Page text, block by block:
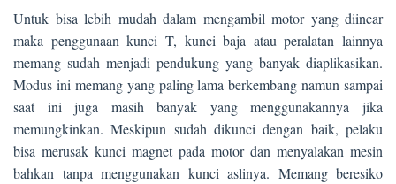
Untuk bisa lebih mudah dalam mengambil motor yang diincar
maka penggunaan kunci T, kunci baja atau peralatan lainnya
memang sudah menjadi pendukung yang banyak diaplikasikan.
Modus ini memang yang paling lama berkembang namun sampai
saat ini juga masih banyak yang menggunakannya jika
memungkinkan. Meskipun sudah dikunci dengan baik, pelaku
bisa merusak kunci magnet pada motor dan menyalakan mesin
bahkan tanpa menggunakan kunci aslinya. Memang beresiko